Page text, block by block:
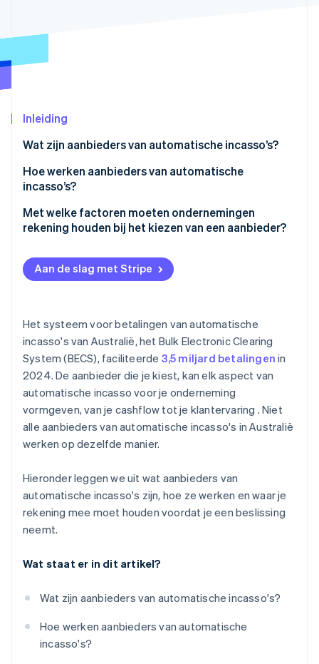
Climate
Stripe Sessions 2026
Ontdek hoe Stripe de economische
Inleiding
Wat zijn aanbieders van automatische incasso’s?
Hoe werken aanbieders van automatische
incasso’s?
De klant autoriseert de afschrijving
Je plant de betaling
De aanbieder initieert de overschrijving
De aanbieder behandelt mislukte betalingen en
chargebacks
Met welke factoren moeten ondernemingen
rekening houden bij het kiezen van een aanbieder?
Tarieven
Integratie en gebruiksgemak
Betrouwbaarheid onder belasting
Timing van uitbetalingen en cashflow
Beveiliging en compliance
Flexibiliteit en geschiktheid voor de onderneming
Ondersteuningsopties
Aan de slag met Stripe
Het systeem voor betalingen van automatische
incasso's van Australië, het Bulk Electronic Clearing
System (BECS), faciliteerde 3,5 miljard betalingen in
2024. De aanbieder die je kiest, kan elk aspect van
automatische incasso voor je onderneming
vormgeven, van je cashflow tot je klantervaring . Niet
alle aanbieders van automatische incasso's in Australië
werken op dezelfde manier.
Hieronder leggen we uit wat aanbieders van
automatische incasso's zijn, hoe ze werken en waar je
rekening mee moet houden voordat je een beslissing
neemt.
Wat staat er in dit artikel?
Wat zijn aanbieders van automatische incasso's?
Hoe werken aanbieders van automatische
incasso's?